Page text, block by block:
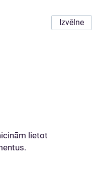
Izvēlne
lietot